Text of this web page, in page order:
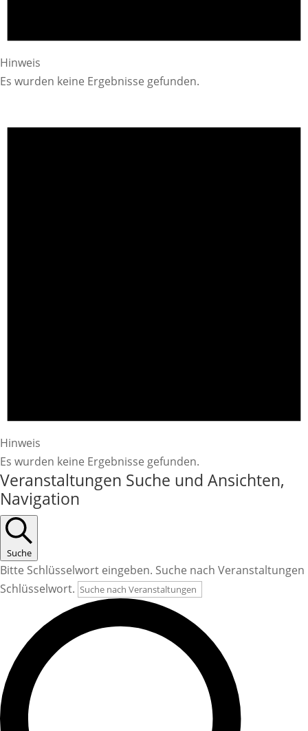
Hinweis
Es wurden keine Ergebnisse gefunden.
Hinweis
Es wurden keine Ergebnisse gefunden.
Veranstaltungen Suche und Ansichten,
Navigation
Suche
Bitte Schlüsselwort eingeben. Suche nach Veranstaltungen
Schlüsselwort.